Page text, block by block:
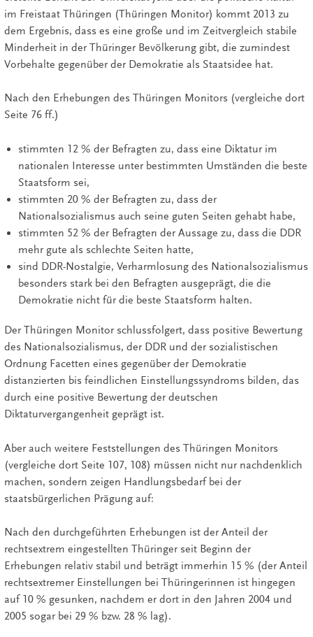
im Freistaat Thüringen (Thüringen Monitor) kommt 2013 zu
dem Ergebnis, dass es eine große und im Zeitvergleich stabile
Minderheit in der Thüringer Bevölkerung gibt, die zumindest
Vorbehalte gegenüber der Demokratie als Staatsidee hat.
Nach den Erhebungen des Thüringen Monitors (vergleiche dort
Seite 76 ff.)
stimmten 12 % der Befragten zu, dass eine Diktatur im
nationalen Interesse unter bestimmten Umständen die beste
Staatsform sei,
stimmten 20 % der Befragten zu, dass der
Nationalsozialismus auch seine guten Seiten gehabt habe,
stimmten 52 % der Befragten der Aussage zu, dass die DDR
mehr gute als schlechte Seiten hatte,
sind DDR-Nostalgie, Verharmlosung des Nationalsozialismus
besonders stark bei den Befragten ausgeprägt, die die
Demokratie nicht für die beste Staatsform halten.
Der Thüringen Monitor schlussfolgert, dass positive Bewertung
des Nationalsozialismus, der DDR und der sozialistischen
Ordnung Facetten eines gegenüber der Demokratie
distanzierten bis feindlichen Einstellungssyndroms bilden, das
durch eine positive Bewertung der deutschen
Diktaturvergangenheit geprägt ist.
Aber auch weitere Feststellungen des Thüringen Monitors
(vergleiche dort Seite 107, 108) müssen nicht nur nachdenklich
machen, sondern zeigen Handlungsbedarf bei der
staatsbürgerlichen Prägung auf:
Nach den durchgeführten Erhebungen ist der Anteil der
rechtsextrem eingestellten Thüringer seit Beginn der
Erhebungen relativ stabil und beträgt immerhin 15 % (der Anteil
rechtsextremer Einstellungen bei Thüringerinnen ist hingegen
auf 10 % gesunken, nachdem er dort in den Jahren 2004 und
2005 sogar bei 29 % bzw. 28 % lag).